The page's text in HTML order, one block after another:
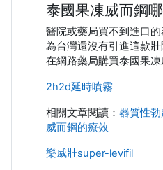
泰國果凍威而鋼
醫院或藥局買不到進口
為台灣還沒有引進這款
在網路藥局購買泰國果凍
2h2d延時噴霧
相關文章閱讀： 器質性
威而鋼的療效
樂威壯super-levifil